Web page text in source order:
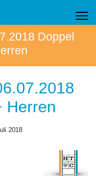
Doppel
Herren
2018